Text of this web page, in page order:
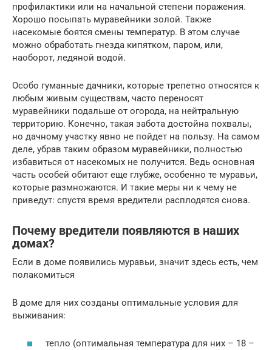
профилактики или на начальной степени поражения.
Хорошо посыпать муравейники золой. Также
насекомые боятся смены температур. В этом случае
можно обработать гнезда кипятком, паром, или,
наоборот, ледяной водой.
Особо гуманные дачники, которые трепетно относятся к
любым живым существам, часто переносят
муравейники подальше от огорода, на нейтральную
территорию. Конечно, такая забота достойна похвалы,
но дачному участку явно не пойдет на пользу. На самом
деле, убрав таким образом муравейники, полностью
избавиться от насекомых не получится. Ведь основная
часть особей обитают еще глубже, особенно те муравьи,
которые размножаются. И такие меры ни к чему не
приведут: спустя время вредители расплодятся снова.
Почему вредители появляются в наших
домах?
Если в доме появились муравьи, значит здесь есть, чем
полакомиться
В доме для них созданы оптимальные условия для
выживания:
тепло (оптимальная температура для них – 18 –